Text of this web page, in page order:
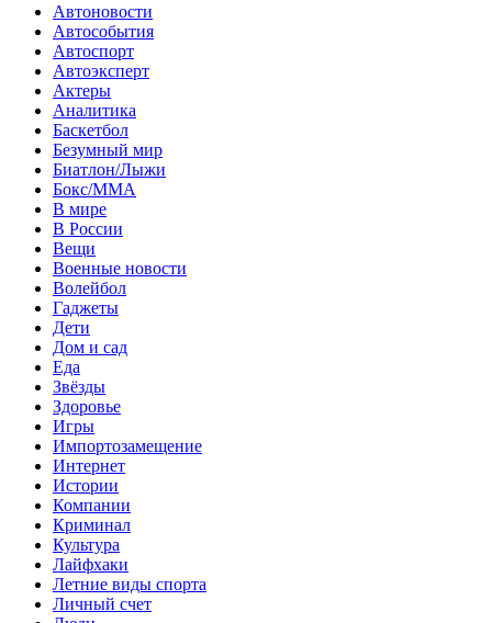
Автоновости
Автособытия
Автоспорт
Автоэксперт
Актеры
Аналитика
Баскетбол
Безумный мир
Биатлон/Лыжи
Бокс/MMA
В мире
В России
Вещи
Военные новости
Волейбол
Гаджеты
Дети
Дом и сад
Еда
Звёзды
Здоровье
Игры
Импортозамещение
Интернет
Истории
Компании
Криминал
Культура
Лайфхаки
Летние виды спорта
Личный счет